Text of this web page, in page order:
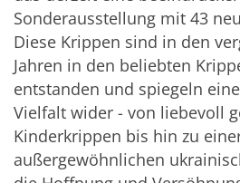
Sonderausstellung mit 43
Diese Krippen sind in den
Jahren in den beliebten
entstanden und spiegeln
Vielfalt wider - von liebevoll
Kinderkrippen bis hin zu
außergewöhnlichen